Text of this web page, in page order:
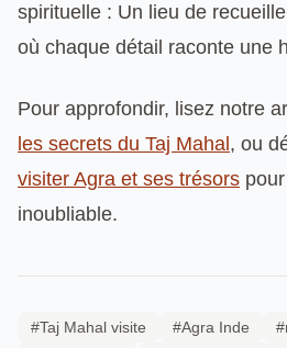
spirituelle : Un lieu de
où chaque détail raconte une
Pour approfondir, lisez notre
les secrets du Taj Mahal , ou
visiter Agra et ses trésors
inoubliable.
#Taj Mahal visite #Agra Inde